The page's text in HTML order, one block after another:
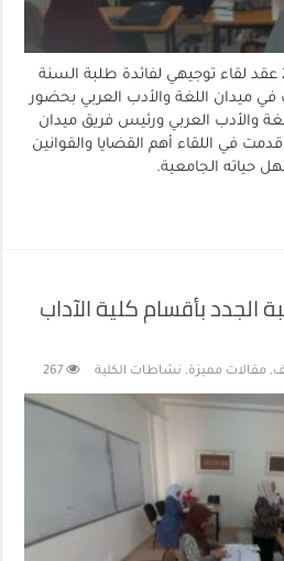
تم هذا الإثنين 09 أكتوبر 2023 عقد لقاء توجيهي لفائدة طلبة السنة
ميدان اللغة والأدب العربي بحضور
والأدب العربي ورئيس فريق ميدان
في اللقاء أهم القضايا والقوانين
حياته الجامعية.
الجدد بأقسام كلية الآداب
, مقالات مميزة, نشاطات الكلية 267